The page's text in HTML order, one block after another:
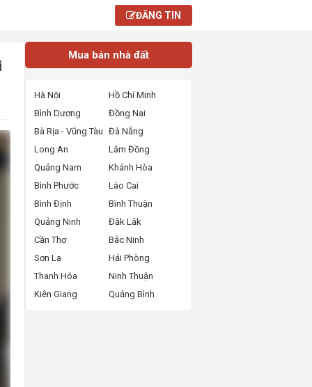
ĐĂNG TIN
Mua bán nhà đất
Hà Nội
Hồ Chí Minh
Bình Dương
Đồng Nai
Bà Rịa - Vũng Tàu Đà Nẵng
Long An
Lâm Đồng
Quảng Nam
Khánh Hòa
Bình Phước
Lào Cai
Bình Định
Bình Thuận
Quảng Ninh
Đắk Lắk
Cần Thơ
Bắc Ninh
Sơn La
Hải Phòng
Thanh Hóa
Ninh Thuận
Kiên Giang
Quảng Bình